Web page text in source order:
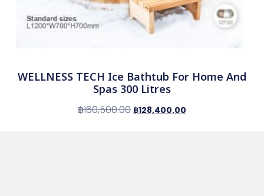
WELLNESS TECH Ice Bathtub For Home And
Spas 300 Litres
฿160,500.00 ฿128,400.00